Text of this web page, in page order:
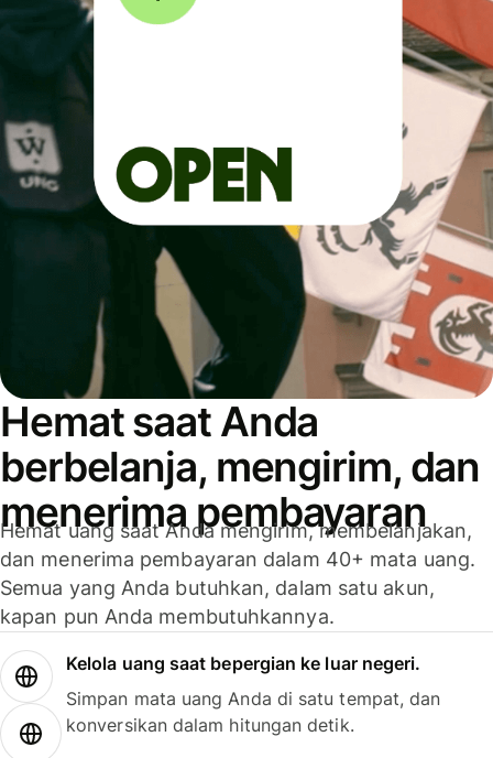
Hemat saat Anda
berbelanja, mengirim, dan
menerima pembayaran
Hemat uang saat Anda mengirim, membelanjakan,
dan menerima pembayaran dalam 40+ mata uang.
Semua yang Anda butuhkan, dalam satu akun,
kapan pun Anda membutuhkannya.
Kelola uang saat bepergian ke luar negeri.
Simpan mata uang Anda di satu tempat, dan
konversikan dalam hitungan detik.